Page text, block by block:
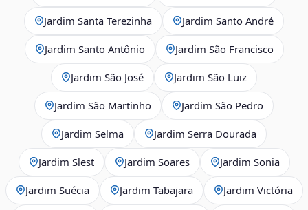
Jardim Santa Terezinha Jardim Santo André
Jardim Santo Antônio Jardim São Francisco
Jardim São José Jardim São Luiz
Jardim São Martinho Jardim São Pedro
Jardim Selma Jardim Serra Dourada
Jardim Slest Jardim Soares Jardim Sonia
Jardim Suécia Jardim Tabajara Jardim Victória